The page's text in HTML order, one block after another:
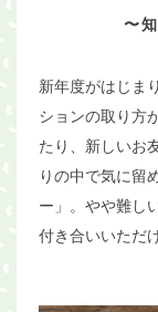
〜
新年度がはじま
ションの取り方
たり、新しいお
りの中で気に留
ー」。やや難し
付き合いいただ